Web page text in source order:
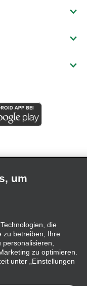
Grundsatzerklärung
um
die
zu betreiben, Ihre
zu optimieren.
unter „Einstellungen